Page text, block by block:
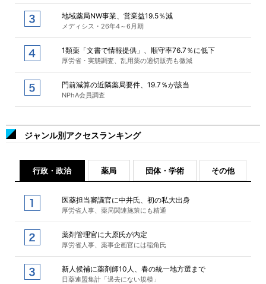
地域薬局NW事業、営業益19.5％減
メディシス・26年4～6月期
1類薬「文書で情報提供」、順守率76.7％に低下
厚労省・実態調査、乱用薬の適切販売も微減
門前減算の近隣薬局要件、19.7％が該当
NPhA会員調査
ジャンル別アクセスランキング
行政・政治 薬局 団体・学術 その他
医薬担当審議官に中井氏、初の私大出身
厚労省人事、薬局関連施策にも精通
薬剤管理官に大原氏が内定
厚労省人事、薬事企画官には稲角氏
新人候補に薬剤師10人、春の統一地方選まで
日薬連盟集計「過去にない規模」